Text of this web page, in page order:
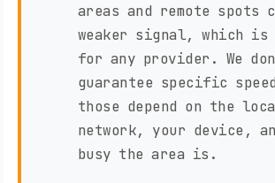
areas and remote spots
weaker signal, which is
for any provider. We
guarantee specific
those depend on the
network, your device,
busy the area is.